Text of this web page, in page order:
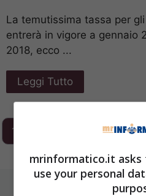
La temutissima tassa per
entrerà in vigore a gennaio
2018, ecco ...
Leggi Tutto
1 … 293
mrinformatico.it
use your personal